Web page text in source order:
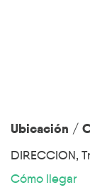
Ubicación /
DIRECCION,
Cómo llegar